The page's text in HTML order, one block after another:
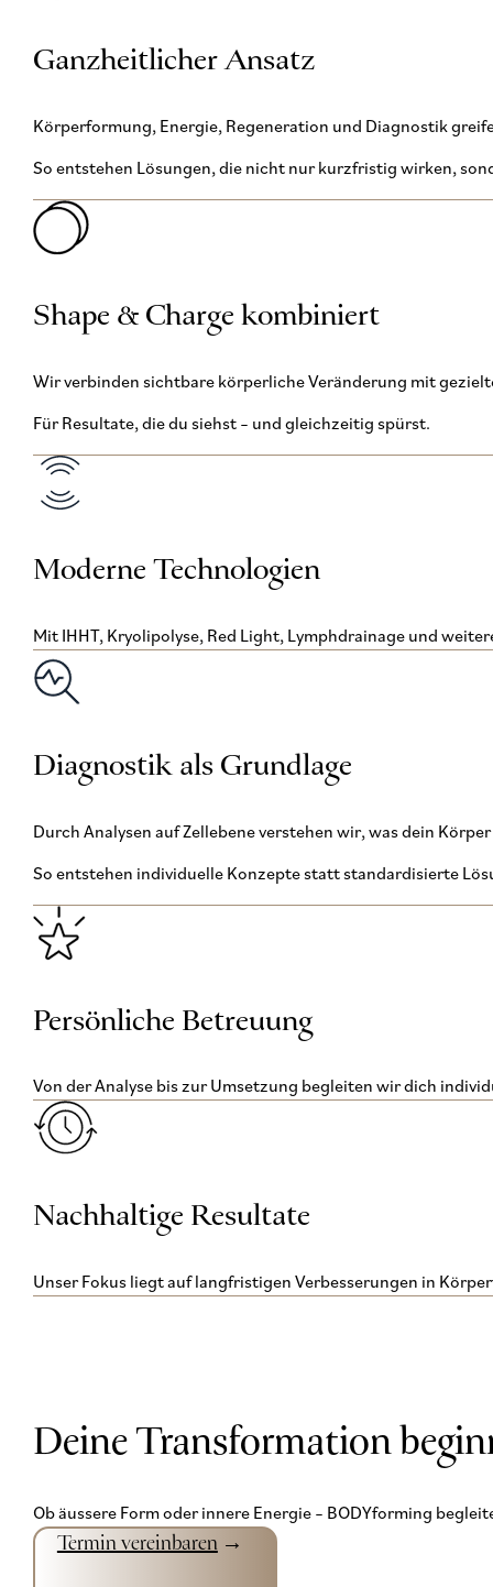
Ganzheitlicher Ansatz
Körperformung, Energie, Regeneration und Diagnostik
So entstehen Lösungen, die nicht nur kurzfristig wirken,
Shape & Charge kombiniert
Wir verbinden sichtbare körperliche Veränderung mit
Für Resultate, die du siehst – und gleichzeitig spürst.
Moderne Technologien
Mit IHHT, Kryolipolyse, Red Light, Lymphdrainage und
Diagnostik als Grundlage
Durch Analysen auf Zellebene verstehen wir, was dein
So entstehen individuelle Konzepte statt standardisierte
Persönliche Betreuung
Von der Analyse bis zur Umsetzung begleiten wir dich
Nachhaltige Resultate
Unser Fokus liegt auf langfristigen Verbesserungen in
Deine Transformation
Ob äussere Form oder innere Energie – BODYforming
Termin vereinbaren